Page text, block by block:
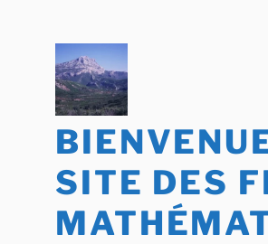
SITE DES